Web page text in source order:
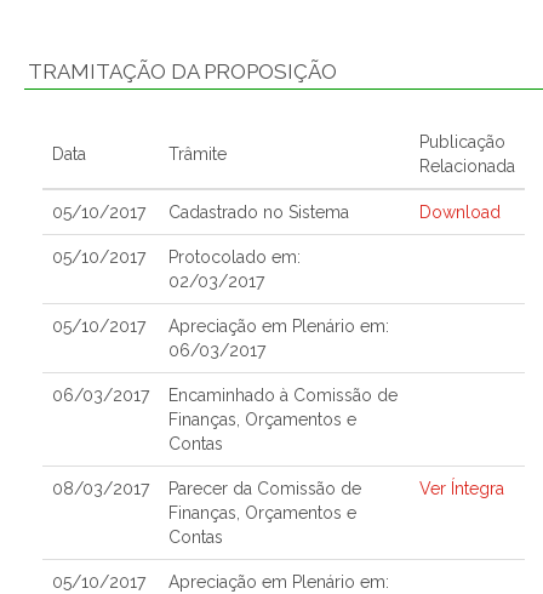
TRAMITAÇÃO DA PROPOSIÇÃO
Data Trâmite
Publicação
Relacionada
05/10/2017 Cadastrado no Sistema Download
05/10/2017
Protocolado em:
02/03/2017
05/10/2017
Apreciação em Plenário em:
06/03/2017
06/03/2017
Encaminhado à Comissão de
Finanças, Orçamentos e
Contas
08/03/2017
Parecer da Comissão de
Finanças, Orçamentos e
Contas
Ver Íntegra
05/10/2017
Apreciação em Plenário em: